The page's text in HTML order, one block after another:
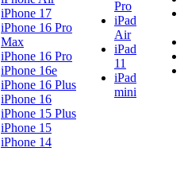
iPhone 17
iPhone 16 Pro
Max
iPhone 16 Pro
iPhone 16e
iPhone 16 Plus
iPhone 16
iPhone 15 Plus
iPhone 15
iPhone 14
Pro
iPad
Air
iPad
11
iPad
mini